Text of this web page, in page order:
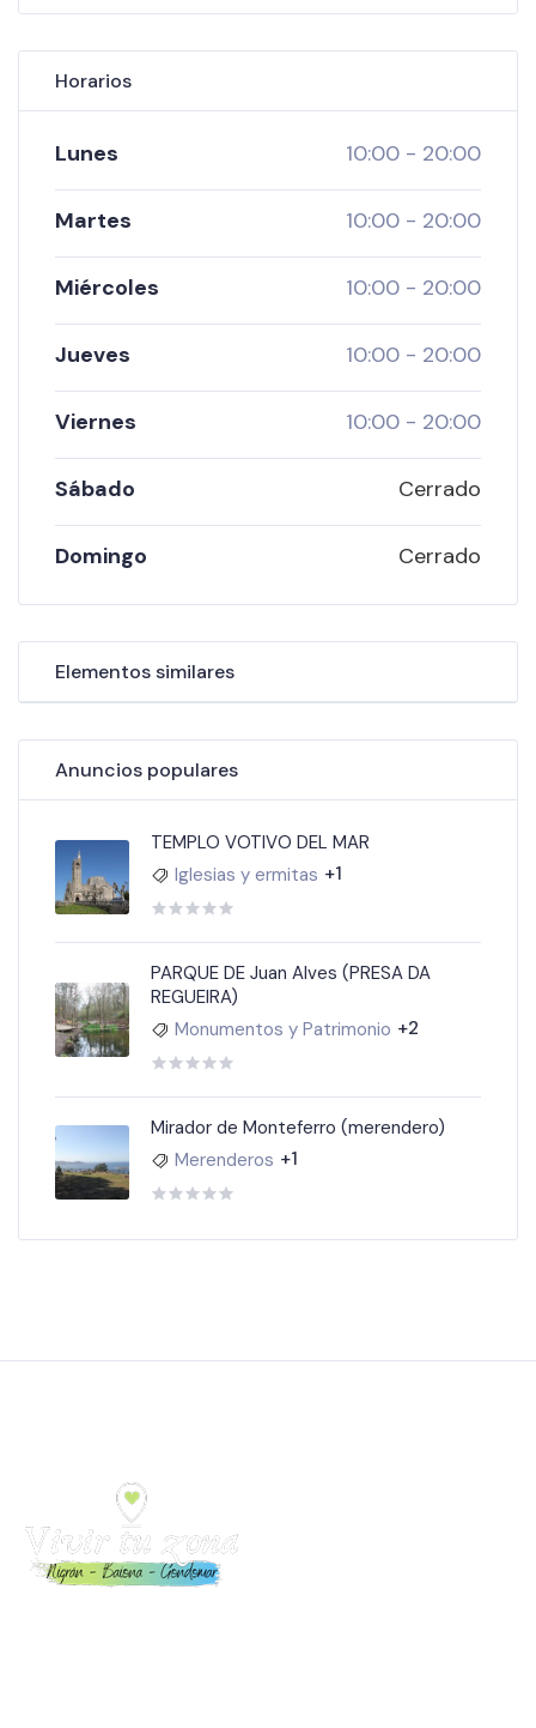
Horarios
Lunes 10:00 - 20:00
Martes 10:00 - 20:00
Miércoles 10:00 - 20:00
Jueves 10:00 - 20:00
Viernes 10:00 - 20:00
Sábado Cerrado
Domingo Cerrado
Elementos similares
Anuncios populares
TEMPLO VOTIVO DEL MAR
Iglesias y ermitas +1
PARQUE DE Juan Alves (PRESA DA
REGUEIRA)
Monumentos y Patrimonio +2
Mirador de Monteferro (merendero)
Merenderos +1